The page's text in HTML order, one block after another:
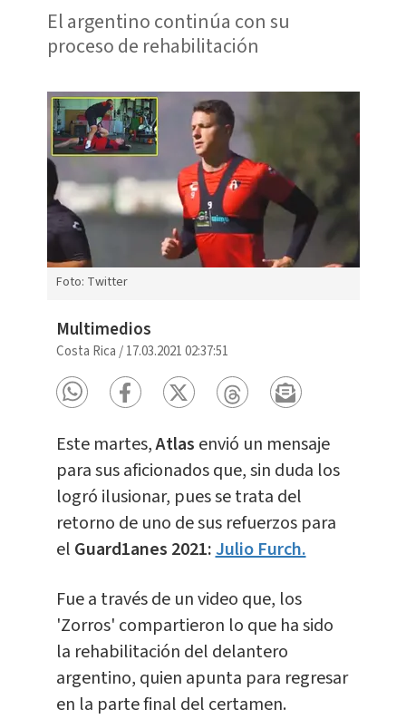
El argentino continúa con su
proceso de rehabilitación
Foto: Twitter
Multimedios
Costa Rica /17.03.2021 02:37:51
Este martes,Atlas envió un mensaje
para sus aficionados que, sin duda los
logró ilusionar, pues se trata del
retorno de uno de sus refuerzos para
el Guard1anes 2021:Julio Furch.
Fue a través de un video que, los
'Zorros' compartieron lo que ha sido
la rehabilitación del delantero
argentino, quien apunta para regresar
en la parte final del certamen.